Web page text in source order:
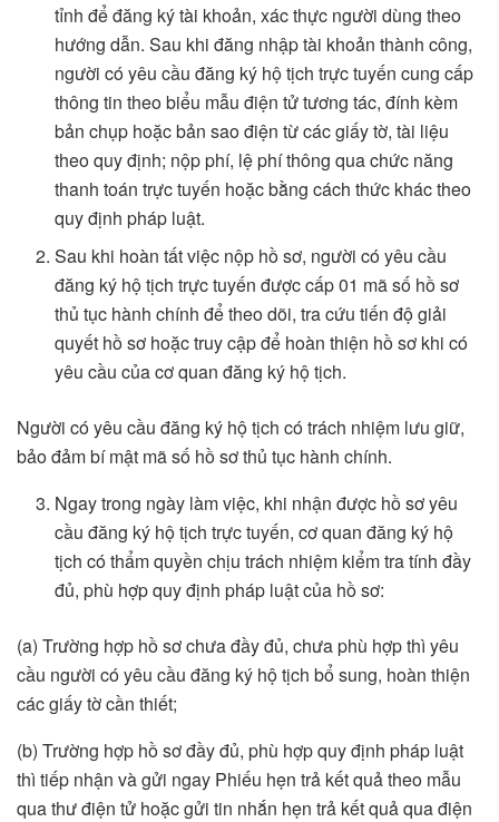
tỉnh để đăng ký tài khoản, xác thực người dùng theo
hướng dẫn. Sau khi đăng nhập tài khoản thành công,
người có yêu cầu đăng ký hộ tịch trực tuyến cung cấp
thông tin theo biểu mẫu điện tử tương tác, đính kèm
bản chụp hoặc bản sao điện từ các giấy tờ, tài liệu
theo quy định; nộp phí, lệ phí thông qua chức năng
thanh toán trực tuyến hoặc bằng cách thức khác theo
quy định pháp luật.
Sau khi hoàn tất việc nộp hồ sơ, người có yêu cầu
đăng ký hộ tịch trực tuyến được cấp 01 mã số hồ sơ
thủ tục hành chính để theo dõi, tra cứu tiến độ giải
quyết hồ sơ hoặc truy cập để hoàn thiện hồ sơ khi có
yêu cầu của cơ quan đăng ký hộ tịch.
Người có yêu cầu đăng ký hộ tịch có trách nhiệm lưu giữ,
bảo đảm bí mật mã số hồ sơ thủ tục hành chính.
Ngay trong ngày làm việc, khi nhận được hồ sơ yêu
cầu đăng ký hộ tịch trực tuyến, cơ quan đăng ký hộ
tịch có thẩm quyền chịu trách nhiệm kiểm tra tính đầy
đủ, phù hợp quy định pháp luật của hồ sơ:
(a) Trường hợp hồ sơ chưa đầy đủ, chưa phù hợp thì yêu
cầu người có yêu cầu đăng ký hộ tịch bổ sung, hoàn thiện
các giấy tờ cần thiết;
(b) Trường hợp hồ sơ đầy đủ, phù hợp quy định pháp luật
thì tiếp nhận và gửi ngay Phiếu hẹn trả kết quả theo mẫu
qua thư điện tử hoặc gửi tin nhắn hẹn trả kết quả qua điện